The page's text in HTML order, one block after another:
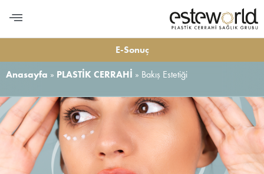
E-Sonuç
Anasayfa » PLASTİK CERRAHİ » Bakış Estetiği